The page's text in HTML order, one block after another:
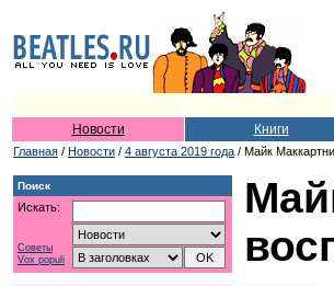
Новости Книги
Главная / Новости / 4 августа 2019 года / Майк
Поиск
Искать:
Советы
Vox populi